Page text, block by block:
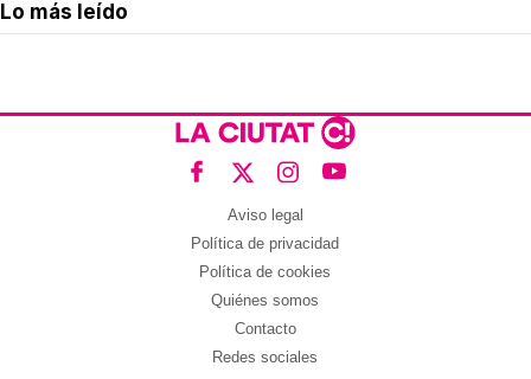
Lo más leído
Aviso legal
Política de privacidad
Política de cookies
Quiénes somos
Contacto
Redes sociales